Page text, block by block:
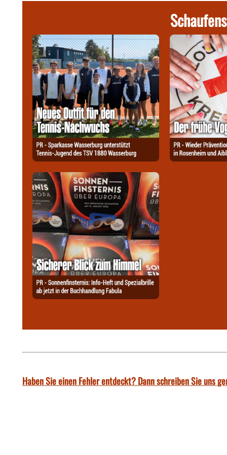
Haben Sie einen Fehler entdeckt? Dann schreiben Sie uns